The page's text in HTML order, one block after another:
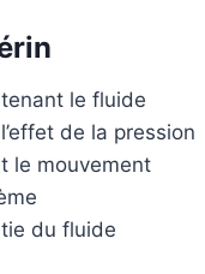
le fluide
de la pression
le mouvement
du fluide